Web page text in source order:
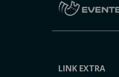
LINK EXTRA